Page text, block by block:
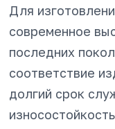
Для
современное
последних
соответствие
долгий срок